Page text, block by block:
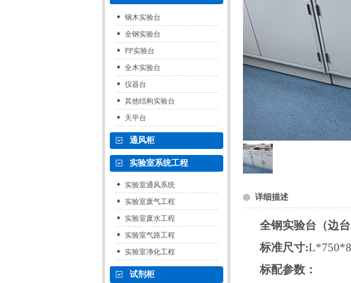
钢木实验台
全钢实验台
PP实验台
全木实验台
仪器台
其他结构实验台
天平台
通风柜
实验室系统工程
实验室通风系统
实验室废气工程
实验室废水工程
实验室气路工程
实验室净化工程
试剂柜
详细描述
全钢实验台（边台
标准尺寸:
标配参数：